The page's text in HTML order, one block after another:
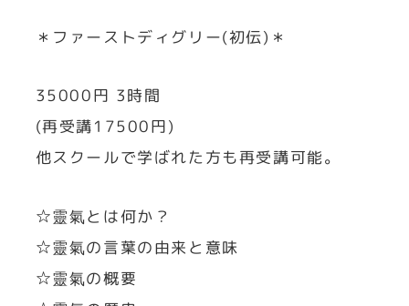
＊ファーストディグリー(初伝)＊
35000円 3時間
(再受講17500円)
他スクールで学ばれた方も再受講可能。
☆靈氣とは何か？
☆靈氣の言葉の由来と意味
☆靈氣の概要